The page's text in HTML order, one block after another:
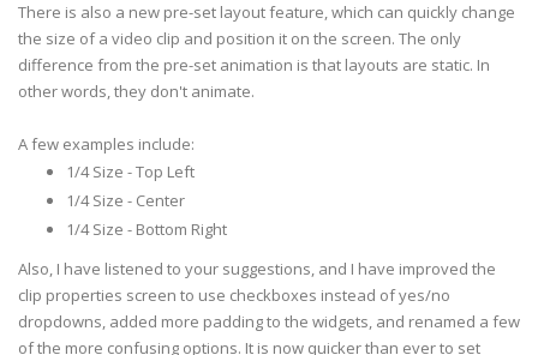
There is also a new pre-set layout feature, which can quickly change
the size of a video clip and position it on the screen. The only
difference from the pre-set animation is that layouts are static. In
other words, they don't animate.
A few examples include:
1/4 Size - Top Left
1/4 Size - Center
1/4 Size - Bottom Right
Also, I have listened to your suggestions, and I have improved the
clip properties screen to use checkboxes instead of yes/no
dropdowns, added more padding to the widgets, and renamed a few
of the more confusing options. It is now quicker than ever to set